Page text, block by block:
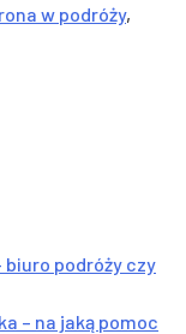
w podróży,
podróży czy
– na jaką pomoc